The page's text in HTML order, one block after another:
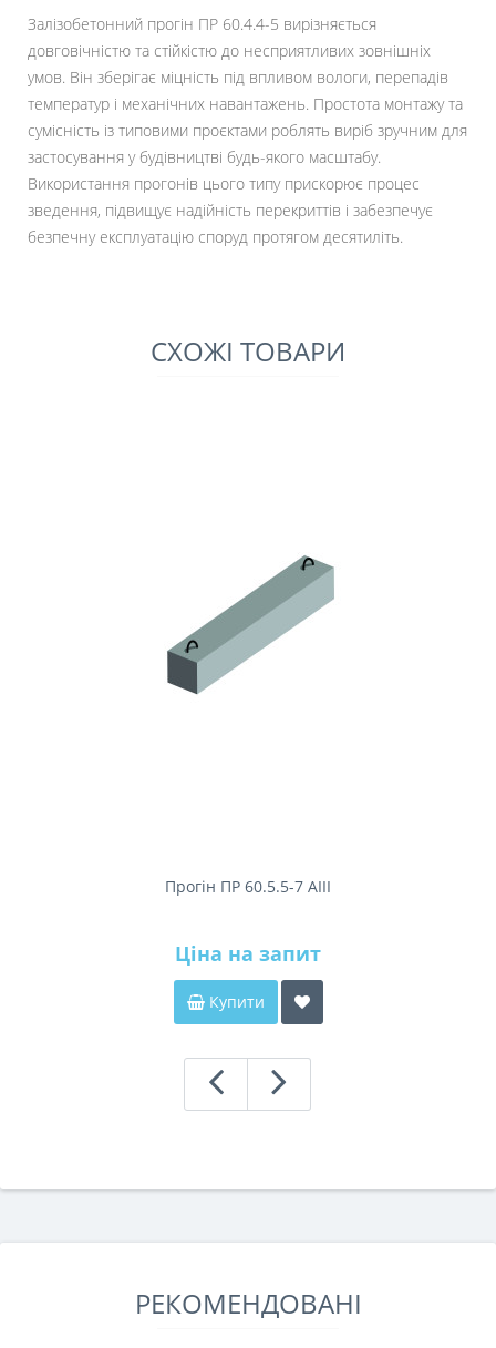
Залізобетонний прогін ПР 60.4.4-5 вирізняється
довговічністю та стійкістю до несприятливих зовнішніх
умов. Він зберігає міцність під впливом вологи, перепадів
температур і механічних навантажень. Простота монтажу та
сумісність із типовими проєктами роблять виріб зручним для
застосування у будівництві будь-якого масштабу.
Використання прогонів цього типу прискорює процес
зведення, підвищує надійність перекриттів і забезпечує
безпечну експлуатацію споруд протягом десятиліть.
СХОЖІ ТОВАРИ
Прогін ПР 60.5.5-7 АIII
Ціна на запит
Купити
РЕКОМЕНДОВАНІ